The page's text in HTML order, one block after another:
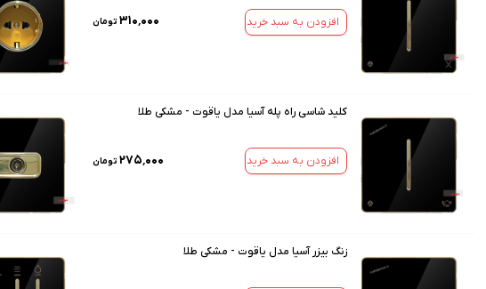
افزودن به سبد خرید ۳۱۰٬۰۰۰ تومان
کلید شاسی راه پله آسیا مدل یاقوت - مشکی طلا
افزودن به سبد خرید ۲۷۵٬۰۰۰ تومان
زنگ بیزر آسیا مدل یاقوت - مشکی طلا